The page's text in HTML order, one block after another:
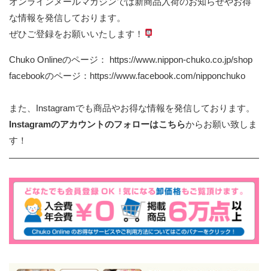
な情報を発信しております。
ぜひご登録をお願いいたします！
Chuko Onlineのページ： https://www.nippon-chuko.co.jp/shop
facebookのページ： https://www.facebook.com/nipponchuko
また、Instagramでも商品やお得な情報を発信しております。
Instagramのアカウントのフォローはこちらからお願い致しま
す！